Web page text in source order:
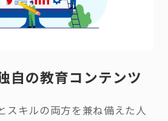
自の教育コンテンツ
スキルの両方を兼ね備えた人